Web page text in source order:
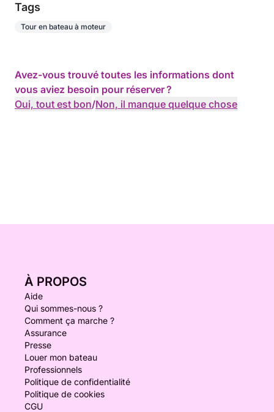
Tags
Tour en bateau à moteur
Avez-vous trouvé toutes les informations dont
vous aviez besoin pour réserver ?
Oui, tout est bon/Non, il manque quelque chose
À PROPOS
Aide
Qui sommes-nous ?
Comment ça marche ?
Assurance
Presse
Louer mon bateau
Professionnels
Politique de confidentialité
Politique de cookies
CGU